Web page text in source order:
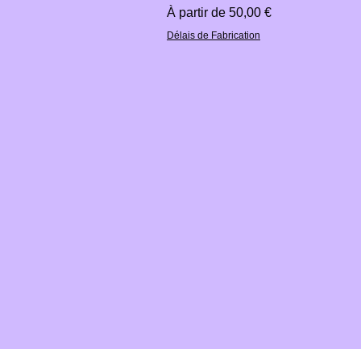
À partir de 50,00 €
Prix promotionnel
Délais de Fabrication